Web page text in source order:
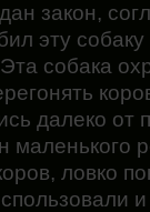
закон,
эту
собака
далеко от
маленького
ловко